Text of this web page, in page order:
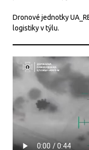
Dronové jednotky
logistiky v týlu.